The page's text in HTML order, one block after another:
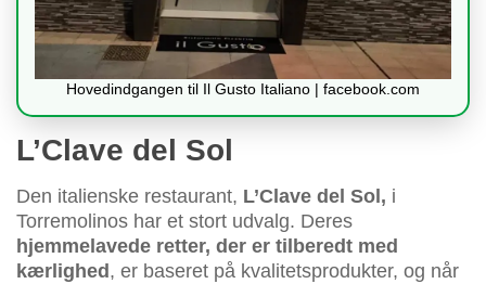
Hovedindgangen til Il Gusto Italiano | facebook.com
L’Clave del Sol
Den italienske restaurant, L’Clave del Sol, i
Torremolinos har et stort udvalg. Deres
hjemmelavede retter, der er tilberedt med
kærlighed , er baseret på kvalitetsprodukter, og når